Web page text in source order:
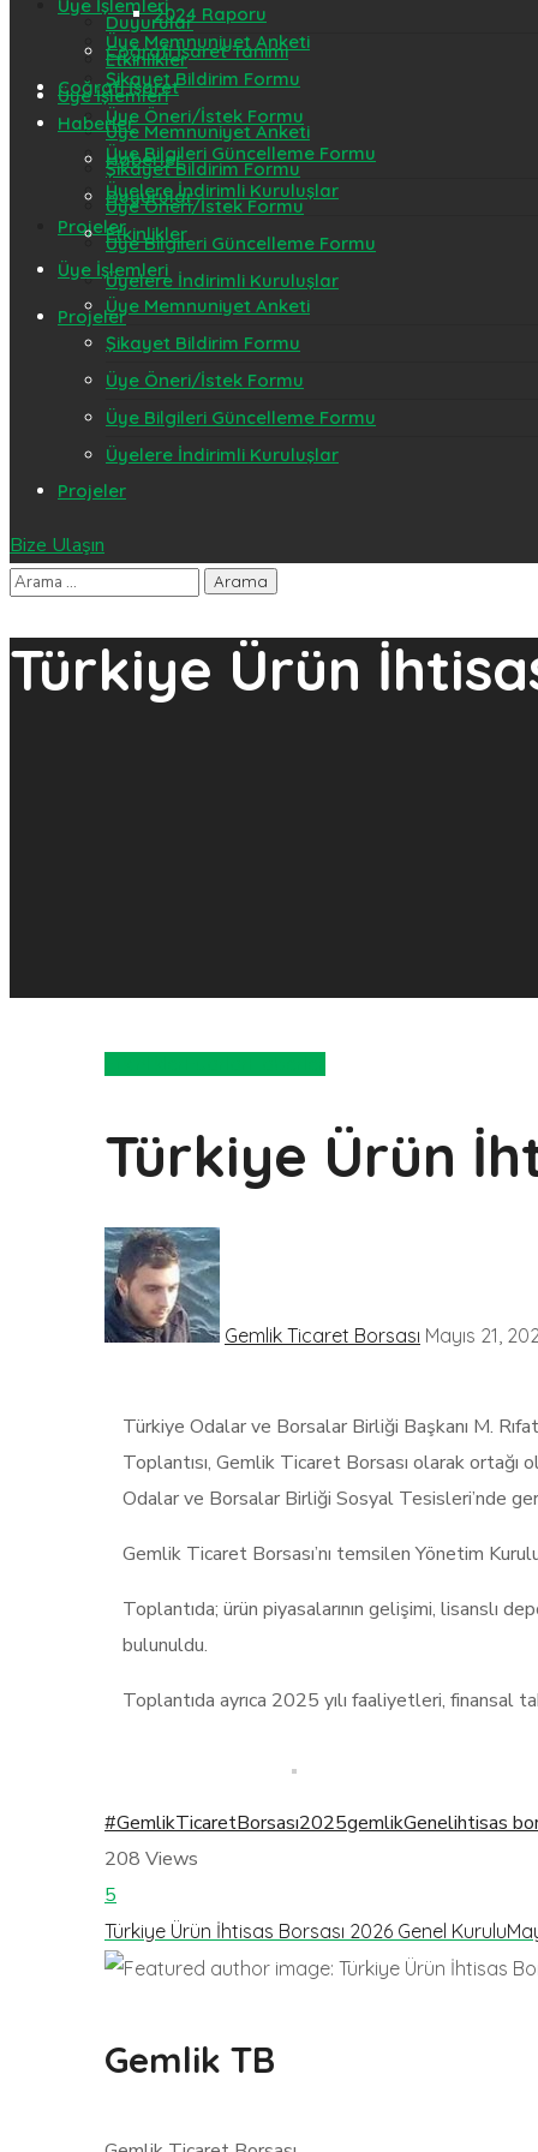
Üye İşlemleri
Üye Memnuniyet Anketi
Şikayet Bildirim Formu
Üye Öneri/İstek Formu
Üye Bilgileri Güncelleme Formu
Üyelere İndirimli Kuruluşlar
Projeler
Duyurular
Etkinlikler
Üye İşlemleri
Üye Memnuniyet Anketi
Şikayet Bildirim Formu
Üye Öneri/İstek Formu
Üye Bilgileri Güncelleme Formu
Üyelere İndirimli Kuruluşlar
Projeler
2024 Raporu
Coğrafi İşaret Tanımı
Coğrafi İşaret
Haberler
Haberler
Duyurular
Etkinlikler
Üye İşlemleri
Üye Memnuniyet Anketi
Şikayet Bildirim Formu
Üye Öneri/İstek Formu
Üye Bilgileri Güncelleme Formu
Üyelere İndirimli Kuruluşlar
Projeler
Bize Ulaşın
Türkiye Ürün
Türkiye Ürün
Gemlik Ticaret Borsası Mayıs 21,
Türkiye Odalar ve Borsalar Birliği Başkanı M.
Toplantısı, Gemlik Ticaret Borsası olarak ortağı
Odalar ve Borsalar Birliği Sosyal Tesisleri’nde
Gemlik Ticaret Borsası’nı temsilen Yönetim
Toplantıda; ürün piyasalarının gelişimi, lisanslı
bulunuldu.
Toplantıda ayrıca 2025 yılı faaliyetleri, finansal
#GemlikTicaretBorsası2025gemlikGenelihtisas
208 Views
5
Türkiye Ürün İhtisas Borsası 2026 Genel Kurulu
Gemlik TB